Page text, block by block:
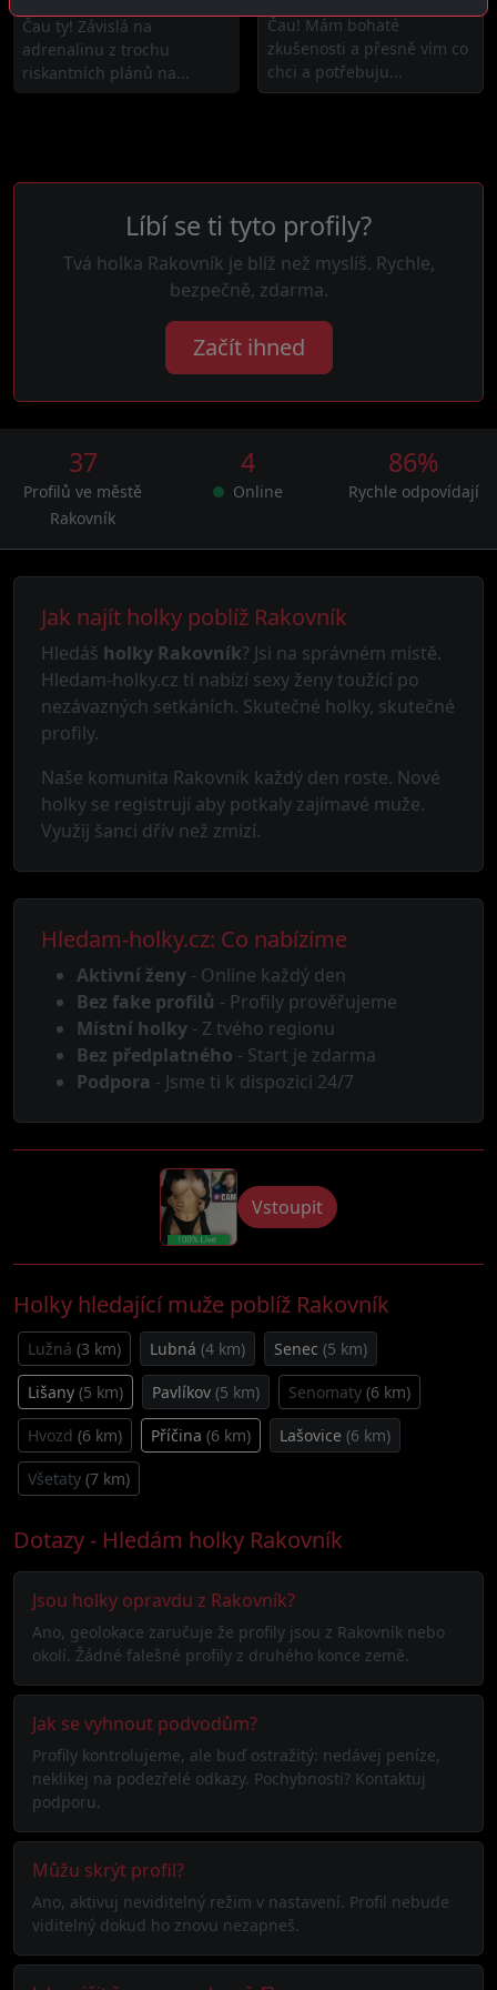
Čau ty! Závislá na
adrenalinu z trochu
riskantních plánů na...
Čau! Mám bohaté
zkušenosti a přesně vím co
chci a potřebuju...
Líbí se ti tyto profily?
Tvá holka Rakovník je blíž než myslíš. Rychle,
bezpečně, zdarma.
Začít ihned
37
Profilů ve městě
Rakovník
4
Online
86%
Rychle odpovídají
Jak najít holky poblíž Rakovník
Hledáš holky Rakovník? Jsi na správném místě.
Hledam-holky.cz ti nabízí sexy ženy toužící po
nezávazných setkáních. Skutečné holky, skutečné
profily.
Naše komunita Rakovník každý den roste. Nové
holky se registrují aby potkaly zajímavé muže.
Využij šanci dřív než zmizí.
Hledam-holky.cz: Co nabízíme
Aktivní ženy - Online každý den
Bez fake profilů - Profily prověřujeme
Místní holky - Z tvého regionu
Bez předplatného - Start je zdarma
Podpora - Jsme ti k dispozici 24/7
Vstoupit
Holky hledající muže poblíž Rakovník
Lužná (3 km) Lubná (4 km) Senec (5 km)
Lišany (5 km) Pavlíkov (5 km) Senomaty (6 km)
Hvozd (6 km) Příčina (6 km) Lašovice (6 km)
Všetaty (7 km)
Dotazy - Hledám holky Rakovník
Jsou holky opravdu z Rakovník?
Ano, geolokace zaručuje že profily jsou z Rakovník nebo
okolí. Žádné falešné profily z druhého konce země.
Jak se vyhnout podvodům?
Profily kontrolujeme, ale buď ostražitý: nedávej peníze,
neklikej na podezřelé odkazy. Pochybnosti? Kontaktuj
podporu.
Můžu skrýt profil?
Ano, aktivuj neviditelný režim v nastavení. Profil nebude
viditelný dokud ho znovu nezapneš.